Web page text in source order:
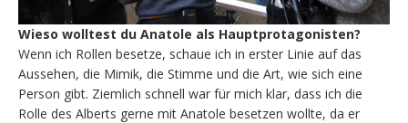
Wieso wolltest du Anatole als Hauptprotagonisten?
Wenn ich Rollen besetze, schaue ich in erster Linie auf das
Aussehen, die Mimik, die Stimme und die Art, wie sich eine
Person gibt. Ziemlich schnell war für mich klar, dass ich die
Rolle des Alberts gerne mit Anatole besetzen wollte, da er